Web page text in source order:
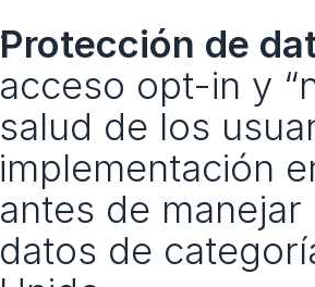
Protección de
acceso opt-in y
salud de los
implementación
antes de
datos de